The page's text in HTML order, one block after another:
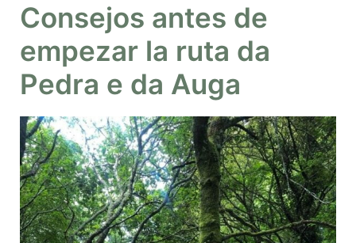
Consejos antes de
empezar la ruta da
Pedra e da Auga